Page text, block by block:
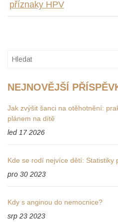
příznaky HPV
NEJNOVĚJŠÍ
Jak zvýšit šanci na otěhotnění:
plánem na dítě
led 17 2026
Kde se rodí nejvíce dětí: Statistiky
pro 30 2023
Kdy s anginou do nemocnice?
srp 23 2023